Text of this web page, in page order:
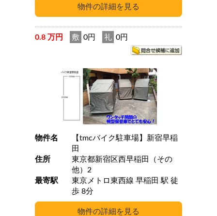
0.8 万円 敷 0円 礼 0円
物件名
【tmcバイク駐車場】新宿早稲
田
住所
東京都新宿区西早稲田（その
他）2
最寄駅
東京メトロ東西線 早稲田 駅 徒
歩 8分